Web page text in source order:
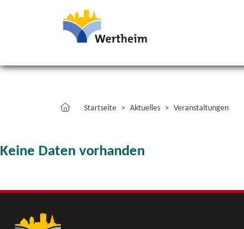
Startseite Aktuelles Veranstaltungen
Keine Daten vorhanden